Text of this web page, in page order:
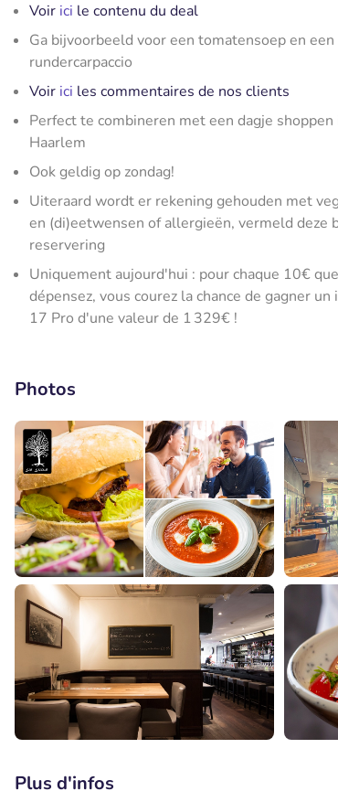
Voir ici le contenu du deal
Ga bijvoorbeeld voor een tomatensoep en
rundercarpaccio
Voir ici les commentaires de nos clients
Perfect te combineren met een dagje shoppen
Haarlem
Ook geldig op zondag!
Uiteraard wordt er rekening gehouden met
en (di)eetwensen of allergieën, vermeld deze
reservering
Uniquement aujourd'hui : pour chaque 10€
dépensez, vous courez la chance de gagner un
17 Pro d'une valeur de 1 329€ !
Photos
Plus d'infos